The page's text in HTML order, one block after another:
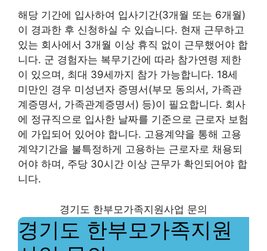
해당 기간에 입사하여 입사기간(3개월 또는 6개월)
이 경과한 후 신청하실 수 있습니다. 현재 근무하고
있는 회사에서 3개월 이상 휴직 없이 근무했어야 합
니다. 군 경험자는 복무기간에 따라 참가연령 제한
이 있으며, 최대 39세까지 참가 가능합니다. 18세
미만인 경우 미성년자 증명서(부모 동의서, 가족관
계증명서, 가족관계증명서) 등)이 필요합니다. 회사
에 정규직으로 입사한 날짜를 기준으로 근로자 보험
에 가입되어 있어야 합니다. 고용계약을 통해 고용
계약기간을 불특정하게 고용하는 근로자로 채용되
어야 하며, 주당 30시간 이상 근무가 확인되어야 합
니다.
경기도 한부모가족지원사업 문의
경기도 한부모가족지원